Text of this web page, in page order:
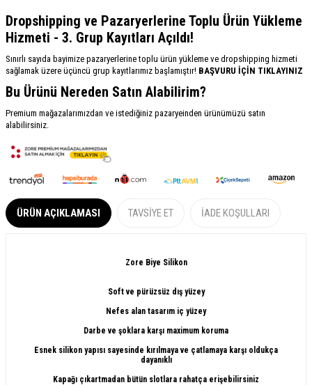
Dropshipping ve Pazaryerlerine Toplu Ürün Yükleme
Hizmeti - 3. Grup Kayıtları Açıldı!
Sınırlı sayıda bayimize pazaryerlerine toplu ürün yükleme ve dropshipping hizmeti
sağlamak üzere üçüncü grup kayıtlarımız başlamıştır! BAŞVURU İÇİN TIKLAYINIZ
Bu Ürünü Nereden Satın Alabilirim?
Premium mağazalarımızdan ve istediğiniz pazaryeinden ürünümüzü satın
alabilirsiniz.
ÜRÜN AÇIKLAMASI TAVSIYE ET İADE KOŞULLARI
Zore Biye Silikon
​​Soft ve pürüzsüz dış yüzey
Nefes alan tasarım iç yüzey
Darbe ve şoklara karşı maximum koruma
Esnek silikon yapısı sayesinde kırılmaya ve çatlamaya karşı oldukça
dayanıklı
Kapağı çıkartmadan bütün slotlara rahatça erişebilirsiniz